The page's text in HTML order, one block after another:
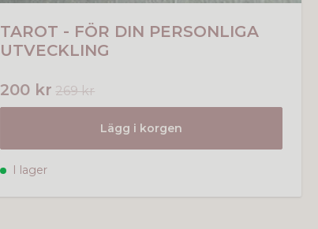
TAROT - FÖR DIN PERSONLIGA
UTVECKLING
200 kr 269 kr
Lägg i korgen
I lager